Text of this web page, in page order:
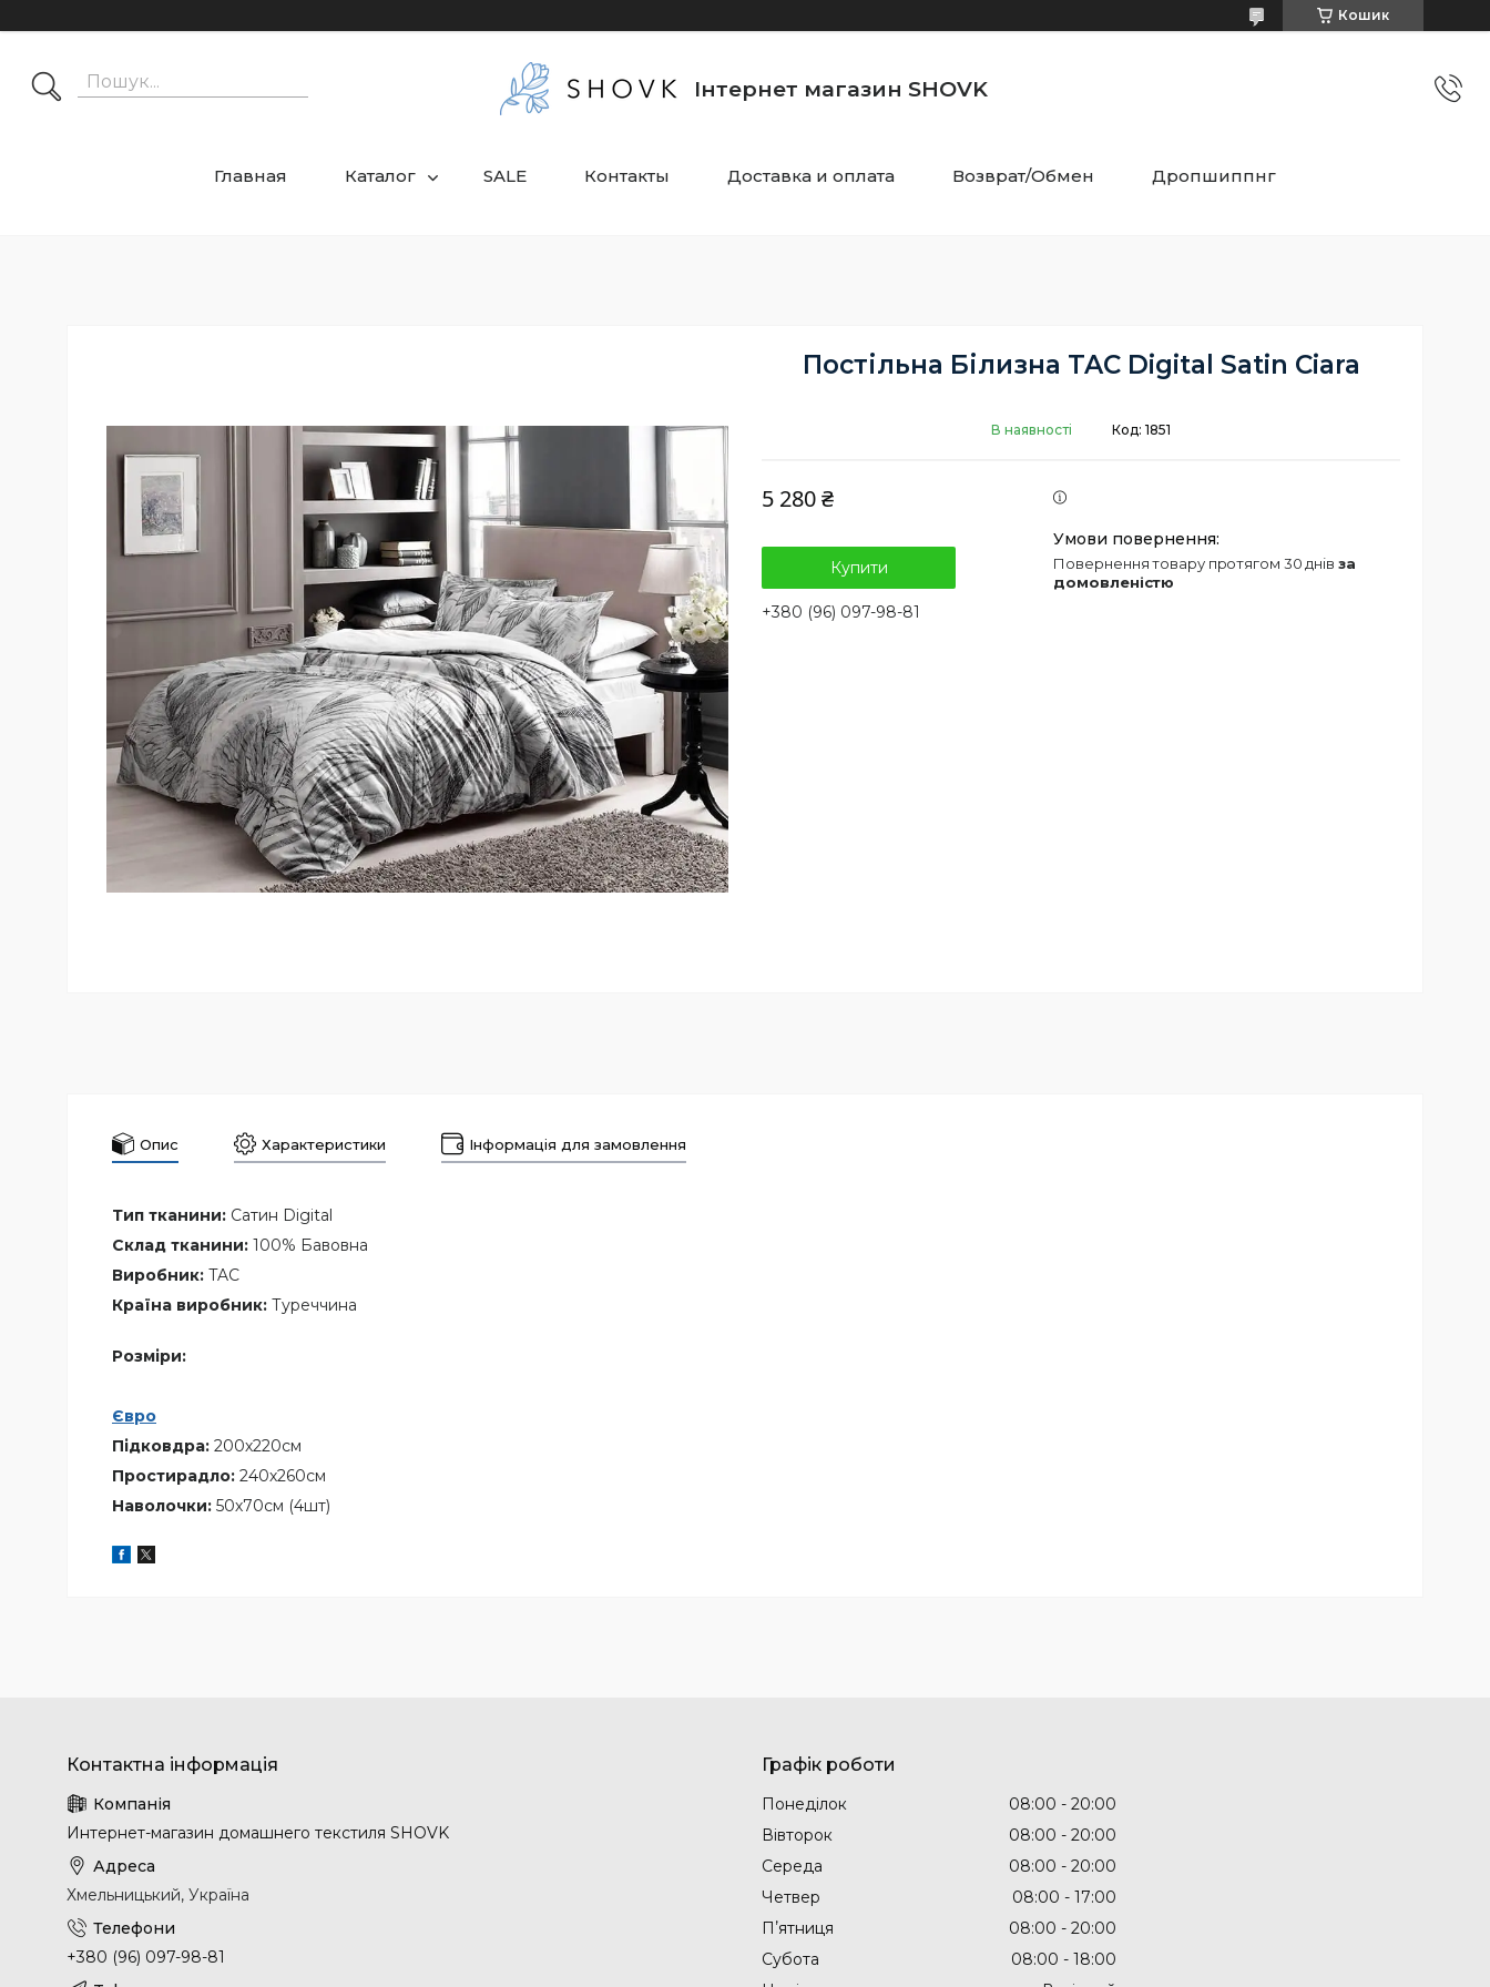
Кошик
Інтернет магазин SHOVK
Главная Каталог SALE Контакты Доставка и оплата Возврат/Обмен Дропшиппнг
Постільна Білизна TAC Digital Satin Ciara
В наявності Код: 1851
5 280 ₴
Купити
+380 (96) 097-98-81
повернення товару протягом 30 днів за
домовленістю
Опис Характеристики Інформація для замовлення
Тип тканини: Сатин Digital
Склад тканини: 100% Бавовна
Виробник: TAC
Країна виробник: Туреччина
Розміри:
Євро
Підковдра: 200х220см
Простирадло: 240х260см
Наволочки: 50х70см (4шт)
Интернет-магазин домашнего текстиля SHOVK
Хмельницький, Україна
+380 (96) 097-98-81
Графік роботи
Понеділок 08:00
20:00
Вівторок
08:00
20:00
Середа
08:00
20:00
Четвер
08:00
17:00
Пʼятниця
08:00
20:00
Субота
08:00
18:00